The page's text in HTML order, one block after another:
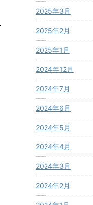
2025年3月
2025年2月
2025年1月
2024年12月
2024年7月
2024年6月
2024年5月
2024年4月
2024年3月
2024年2月